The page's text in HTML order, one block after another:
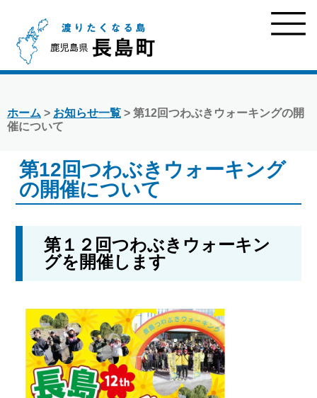
ホーム > お知らせ一覧 > 第12回つわぶきウォーキングの開
催について
第12回つわぶきウォーキング
の開催について
第１２回つわぶきウォーキン
グを開催します